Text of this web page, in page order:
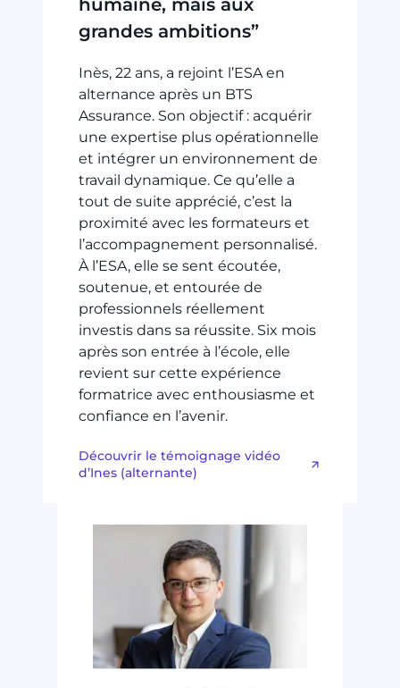
humaine, mais aux
grandes ambitions”
Inès, 22 ans, a rejoint l’ESA en
alternance après un BTS
Assurance. Son objectif : acquérir
une expertise plus opérationnelle
et intégrer un environnement de
travail dynamique. Ce qu’elle a
tout de suite apprécié, c’est la
proximité avec les formateurs et
l’accompagnement personnalisé.
À l’ESA, elle se sent écoutée,
soutenue, et entourée de
professionnels réellement
investis dans sa réussite. Six mois
après son entrée à l’école, elle
revient sur cette expérience
formatrice avec enthousiasme et
confiance en l’avenir.
Découvrir le témoignage vidéo
d’Ines (alternante)